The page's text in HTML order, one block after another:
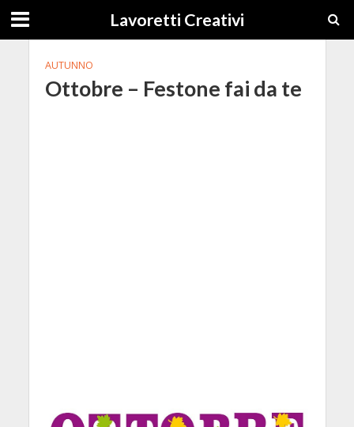
Lavoretti Creativi
AUTUNNO
Ottobre – Festone fai da te